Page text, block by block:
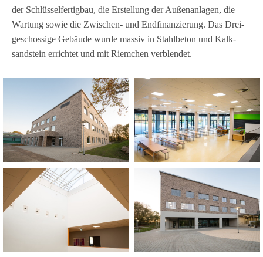
der Schlüs­sel­fer­tig­bau, die Erstel­lung der Außen­an­la­gen, die
War­tung sowie die Zwi­schen- und End­fi­nan­zie­rung. Das Drei­
ge­schos­sige Gebäude wurde mas­siv in Stahl­be­ton und Kalk­
sand­stein errich­tet und mit Riem­chen verblendet.